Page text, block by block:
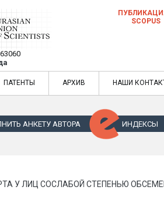
— публикация научных
журнале
статей в ежемесячном научном
SCOPUS
ПАТЕНТЫ АРХИВ НАШИ
АНКЕТУ АВТОРА ИНДЕКСЫ
У ЛИЦ СОСЛАБОЙ СТЕПЕНЬЮ